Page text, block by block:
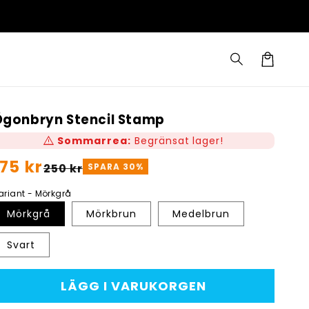
Stencil Stamp
warning Sommarrea: Begränsat lager!
kr250 kr SPARA 30%
- Mörkgrå
Mörkgrå Mörkbrun Medelbrun
Svart
LÄGG I VARUKORGEN